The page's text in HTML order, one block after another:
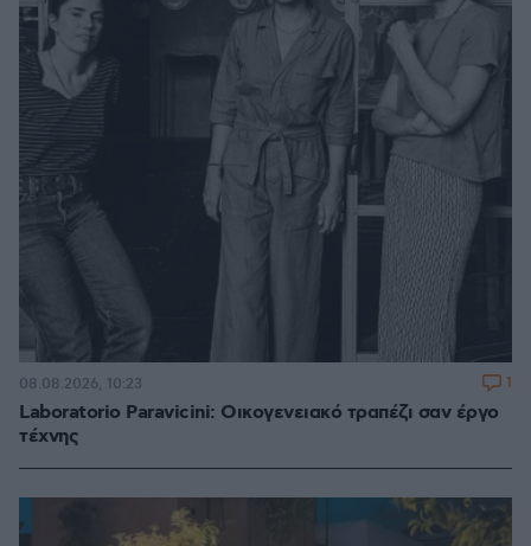
Laboratorio Paravicini: Οικογενειακό τραπέζι σαν έργο
τέχνης
08.08.2026, 10:23 1